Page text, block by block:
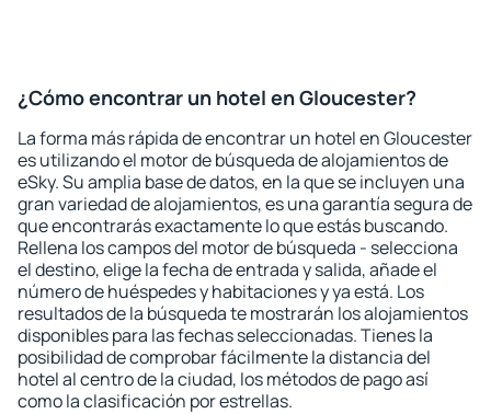
¿Cómo encontrar un hotel en Gloucester?
La forma más rápida de encontrar un hotel en Gloucester
es utilizando el motor de búsqueda de alojamientos de
eSky. Su amplia base de datos, en la que se incluyen una
gran variedad de alojamientos, es una garantía segura de
que encontrarás exactamente lo que estás buscando.
Rellena los campos del motor de búsqueda - selecciona
el destino, elige la fecha de entrada y salida, añade el
número de huéspedes y habitaciones y ya está. Los
resultados de la búsqueda te mostrarán los alojamientos
disponibles para las fechas seleccionadas. Tienes la
posibilidad de comprobar fácilmente la distancia del
hotel al centro de la ciudad, los métodos de pago así
como la clasificación por estrellas.